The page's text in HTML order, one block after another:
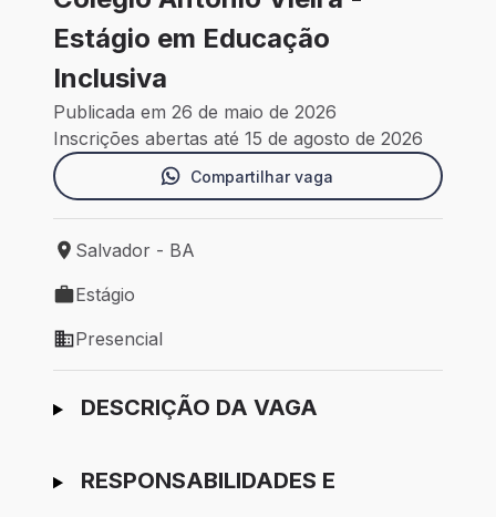
Estágio em Educação
Inclusiva
Publicada em 26 de maio de 2026
Inscrições abertas até 15 de agosto de 2026
Compartilhar vaga
Local de trabalho: Salvador - BA
Salvador - BA
Tipo de vaga: Estágio
Estágio
Modelo de trabalho: Presencial
Presencial
Ir para candidatura
DESCRIÇÃO DA VAGA
RESPONSABILIDADES E